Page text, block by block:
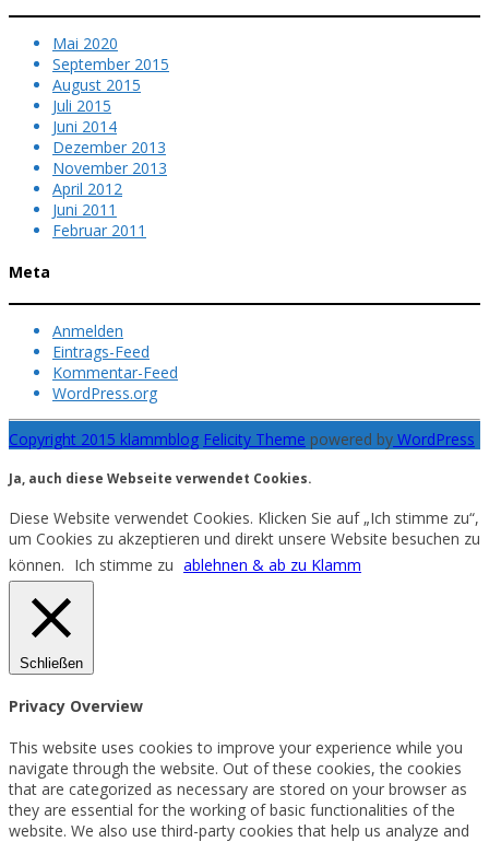
Mai 2020
September 2015
August 2015
Juli 2015
Juni 2014
Dezember 2013
November 2013
April 2012
Juni 2011
Februar 2011
Meta
Anmelden
Eintrags-Feed
Kommentar-Feed
WordPress.org
Copyright 2015 klammblog Felicity Theme powered by WordPress
Ja, auch diese Webseite verwendet Cookies.
Diese Website verwendet Cookies. Klicken Sie auf „Ich stimme zu“,
um Cookies zu akzeptieren und direkt unsere Website besuchen zu
können. Ich stimme zu ablehnen & ab zu Klamm
Schließen
Privacy Overview
This website uses cookies to improve your experience while you
navigate through the website. Out of these cookies, the cookies
that are categorized as necessary are stored on your browser as
they are essential for the working of basic functionalities of the
website. We also use third-party cookies that help us analyze and